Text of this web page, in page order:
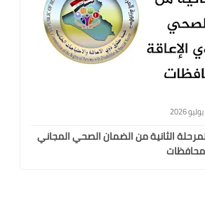
الثانية من الضمان الصحي المجاني